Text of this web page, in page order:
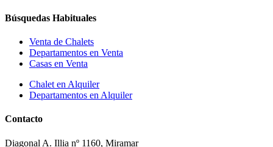
Búsquedas Habituales
Venta de Chalets
Departamentos en Venta
Casas en Venta
Chalet en Alquiler
Departamentos en Alquiler
Contacto
Diagonal A. Illia nº 1160, Miramar